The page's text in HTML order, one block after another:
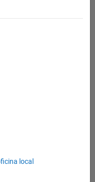
local